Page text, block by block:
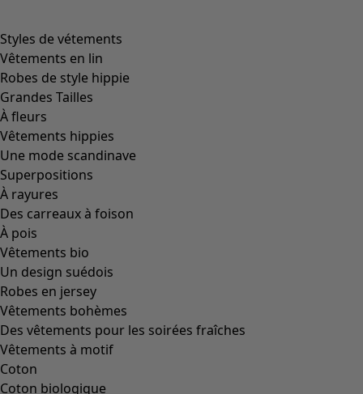
Styles de vétements
Vêtements en lin
Robes de style hippie
Grandes Tailles
À fleurs
Vêtements hippies
Une mode scandinave
Superpositions
À rayures
Des carreaux à foison
À pois
Vêtements bio
Un design suédois
Robes en jersey
Vêtements bohèmes
Des vêtements pour les soirées fraîches
Vêtements à motif
Coton
Coton biologique